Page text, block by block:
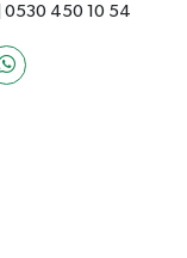
0530 450 10 54